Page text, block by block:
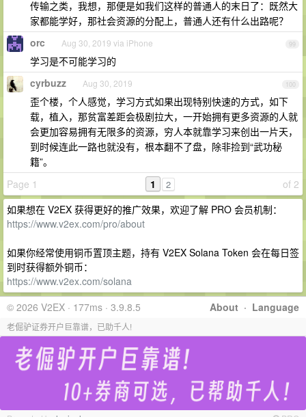
传输之类，我想，那便是如我们这样的普通人的末日了：既然大
家都能学好，那社会资源的分配上，普通人还有什么出路呢？
99
orc Aug 30, 2019 via iPhone
学习是不可能学习的
100
cyrbuzz Aug 30, 2019
歪个楼，个人感觉，学习方式如果出现特别快速的方式，如下
载，植入，那贫富差距会极剧拉大，一开始拥有更多资源的人就
会更加容易拥有无限多的资源，穷人本就靠学习来创出一片天，
到时候连此一路也就没有，根本翻不了盘，除非捡到“武功秘
籍”。
Page 1
of 2
1 2
如果想在 V2EX 获得更好的推广效果，欢迎了解 PRO 会员机制：
https://www.v2ex.com/pro/about
如果你经常使用铜币置顶主题，持有 V2EX Solana Token 会在每日签
到时获得额外铜币：
https://www.v2ex.com/solana
About · Language
© 2026 V2EX · 177ms · 3.9.8.5
老倔驴证券开户巨靠谱，已助千人!